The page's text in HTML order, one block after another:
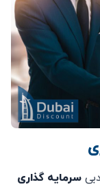
سرمایه گذاری